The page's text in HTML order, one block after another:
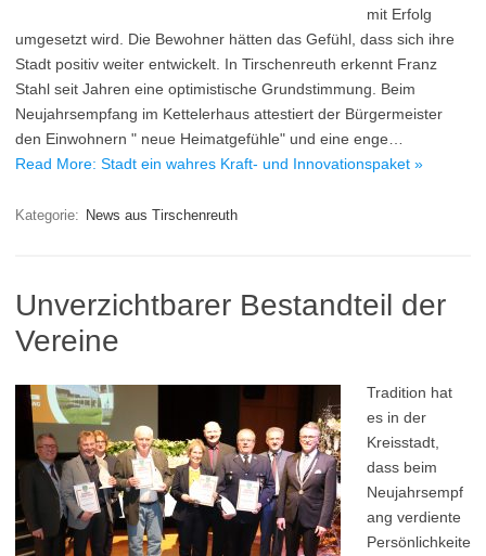
mit Erfolg
umgesetzt wird. Die Bewohner hätten das Gefühl, dass sich ihre
Stadt positiv weiter entwickelt. In Tirschenreuth erkennt Franz
Stahl seit Jahren eine optimistische Grundstimmung. Beim
Neujahrsempfang im Kettelerhaus attestiert der Bürgermeister
den Einwohnern " neue Heimatgefühle" und eine enge…
Read More: Stadt ein wahres Kraft- und Innovationspaket »
Kategorie: News aus Tirschenreuth
Unverzichtbarer Bestandteil der
Vereine
Tradition hat
es in der
Kreisstadt,
dass beim
Neujahrsempf
ang verdiente
Persönlichkeite